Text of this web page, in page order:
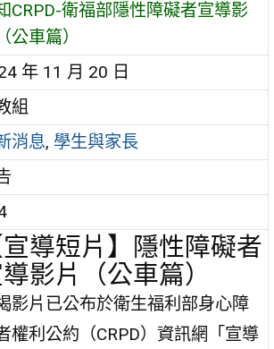
CRPD-衛福部隱性障礙者宣導影
公車篇）
年 11 月 20 日
組
消息, 學生與家長
宣導短片】隱性障礙者
影片（公車篇）
影片已公布於衛生福利部身心障
權利公約（CRPD）資訊網「宣導